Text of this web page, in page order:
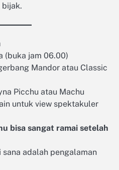
bijak.
(buka jam 06.00)
Mandor atau Classic
Picchu atau Machu
untuk view spektakuler
bisa sangat ramai setelah
adalah pengalaman